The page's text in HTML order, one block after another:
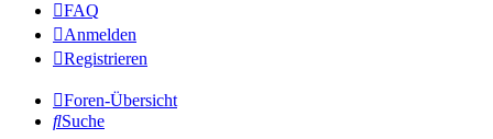
FAQ
Anmelden
Registrieren
Foren-Übersicht
Suche